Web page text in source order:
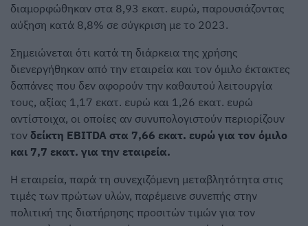
διαμορφώθηκαν στα 8,93 εκατ. ευρώ, παρουσιάζοντας
αύξηση κατά 8,8% σε σύγκριση με το 2023.
Σημειώνεται ότι κατά τη διάρκεια της χρήσης
διενεργήθηκαν από την εταιρεία και τον όμιλο έκτακτες
δαπάνες που δεν αφορούν την καθαυτού λειτουργία
τους, αξίας 1,17 εκατ. ευρώ και 1,26 εκατ. ευρώ
αντίστοιχα, οι οποίες αν συνυπολογιστούν περιορίζουν
τον δείκτη EBITDA στα 7,66 εκατ. ευρώ για τον όμιλο
και 7,7 εκατ. για την εταιρεία.
Η εταιρεία, παρά τη συνεχιζόμενη μεταβλητότητα στις
τιμές των πρώτων υλών, παρέμεινε συνεπής στην
πολιτική της διατήρησης προσιτών τιμών για τον